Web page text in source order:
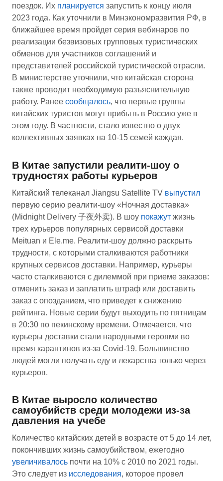
поездок. Их планируется запустить к концу июля
2023 года. Как уточнили в Минэкономразвития РФ, в
ближайшее время пройдет серия вебинаров по
реализации безвизовых групповых туристических
обменов для участников соглашений и
представителей российской туристической отрасли.
В министерстве уточнили, что китайская сторона
также проводит необходимую разъяснительную
работу. Ранее сообщалось, что первые группы
китайских туристов могут прибыть в Россию уже в
этом году. В частности, стало известно о двух
коллективных заявках на 10-15 семей каждая.
В Китае запустили реалити-шоу о
трудностях работы курьеров
Китайский телеканал Jiangsu Satellite TV выпустил
первую серию реалити-шоу «Ночная доставка»
(Midnight Delivery 子夜外卖). В шоу покажут жизнь
трех курьеров популярных сервисой доставки
Meituan и Ele.me. Реалити-шоу должно раскрыть
трудности, с которыми сталкиваются работники
крупных сервисов доставки. Например, курьеры
часто сталкиваются с дилеммой при приеме заказов:
отменить заказ и заплатить штраф или доставить
заказ с опозданием, что приведет к снижению
рейтинга. Новые серии будут выходить по пятницам
в 20:30 по пекинскому времени. Отмечается, что
курьеры доставки стали народными героями во
время карантинов из-за Covid-19. Большинство
людей могли получать еду и лекарства только через
курьеров.
В Китае выросло количество
самоубийств среди молодежи из-за
давления на учебе
Количество китайских детей в возрасте от 5 до 14 лет,
покончивших жизнь самоубийством, ежегодно
увеличивалось почти на 10% с 2010 по 2021 годы.
Это следует из исследования, которое провел